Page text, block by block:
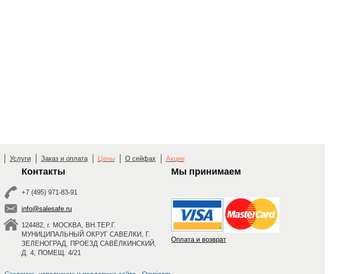
Услуги Заказ и оплата Цены О сейфах Акции
Контакты
+7 (495) 971-83-91
info@salesafe.ru
124482, г. МОСКВА, ВН.ТЕР.Г.
МУНИЦИПАЛЬНЫЙ ОКРУГ САВЕЛКИ, Г.
ЗЕЛЕНОГРАД, ПРОЕЗД САВЁЛКИНСКИЙ,
Д. 4, ПОМЕЩ. 4/21
Мы принимаем
Оплата и возврат